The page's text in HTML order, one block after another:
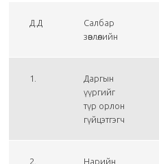
Д.Д
Салбар
зөвлөлийн
1.
Даргын
үүргийг
түр орлон
гүйцэтгэгч
2.
Нарийн